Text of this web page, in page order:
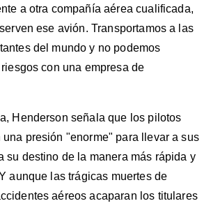
a otra compañía aérea cualificada,
ese avión. Transportamos a las
del mundo y no podemos
con una empresa de
Henderson señala que los pilotos
una presión "enorme" para llevar a sus
su destino de la manera más rápida y
aunque las trágicas muertes de
aéreos acaparan los titulares